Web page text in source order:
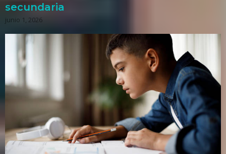
secundaria
junio 1, 2026